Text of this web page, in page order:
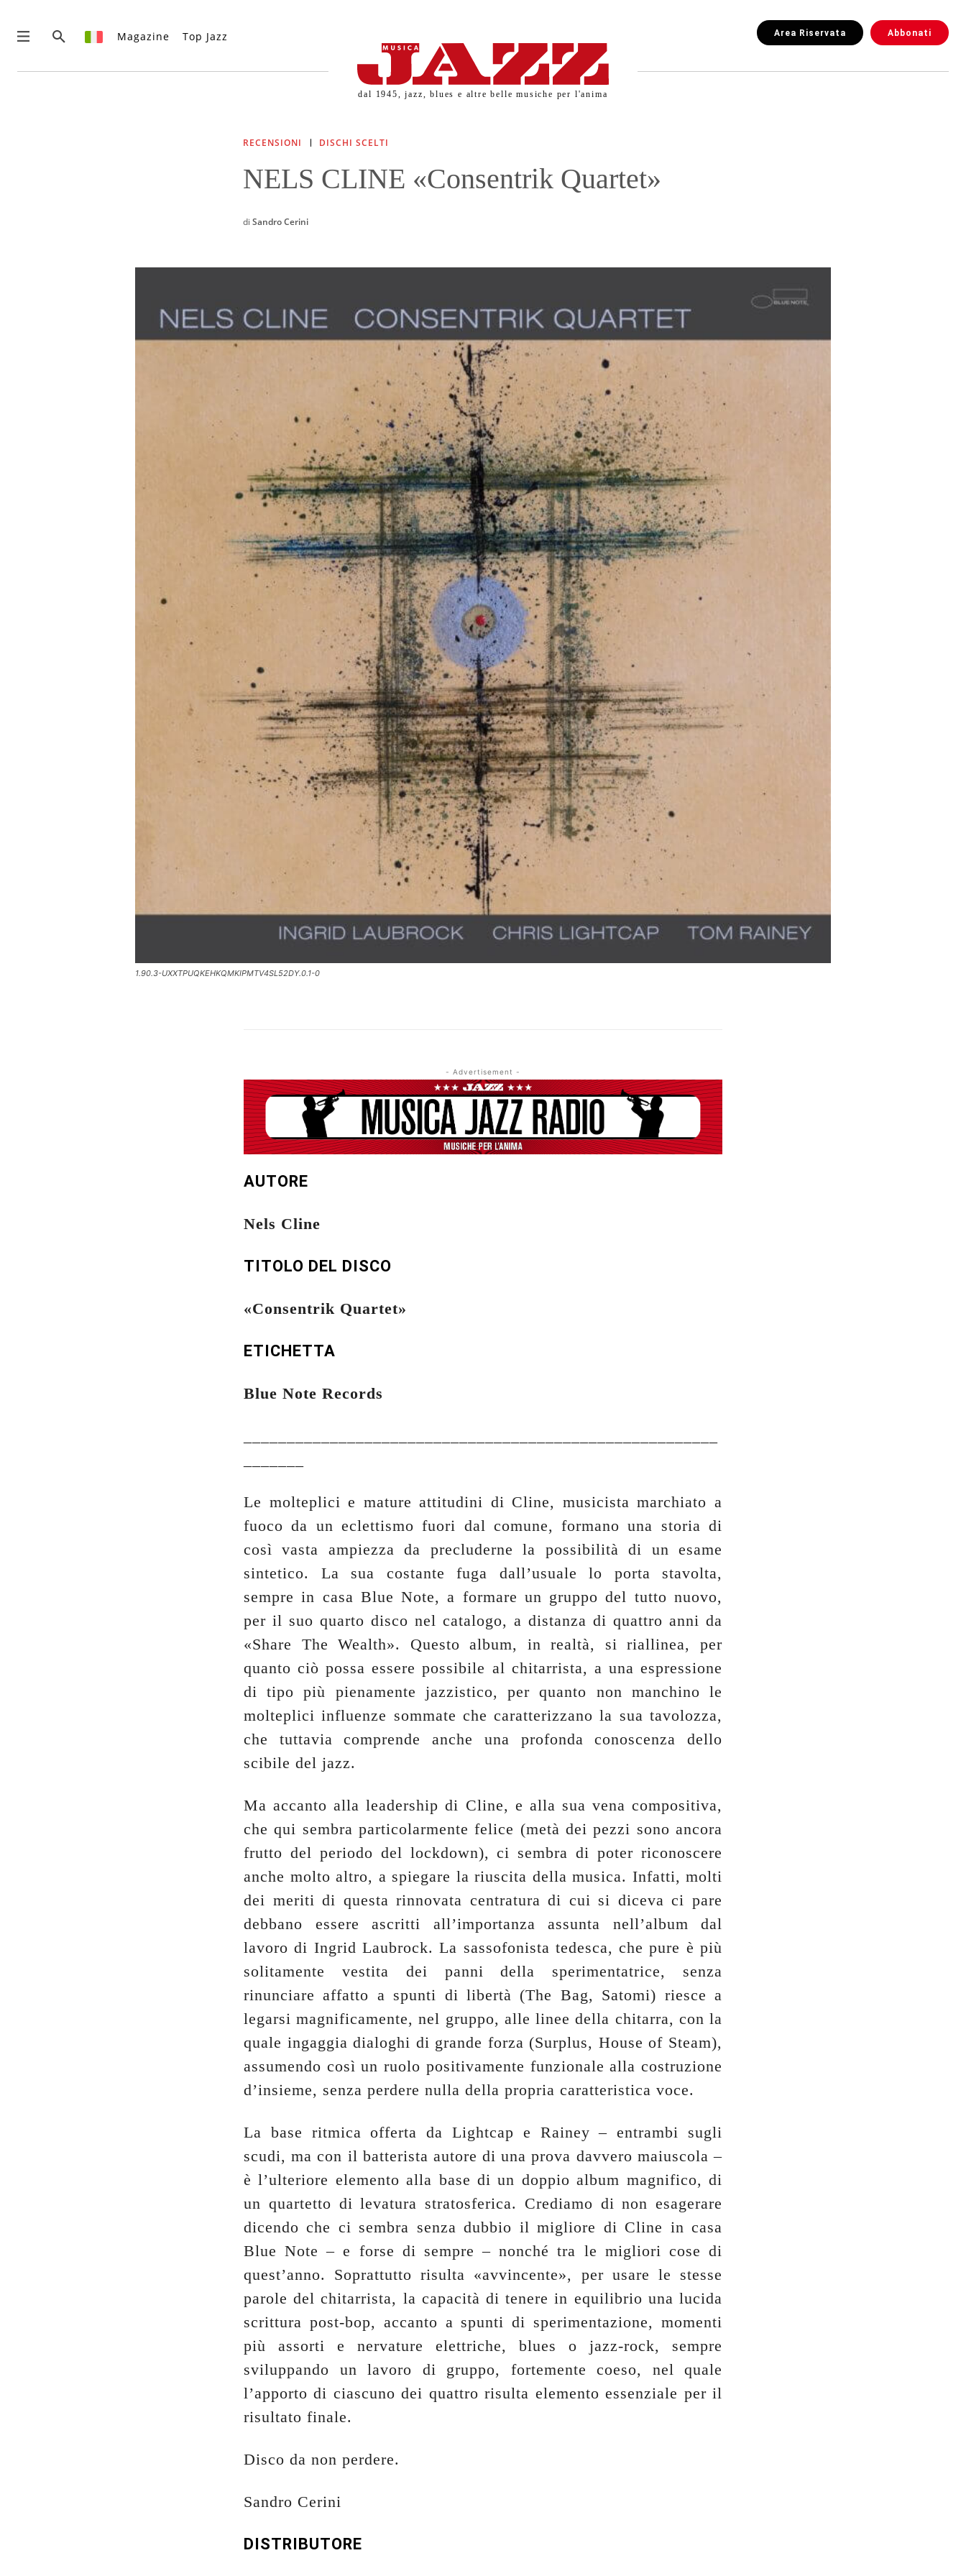
Musica Jazz di luglio 2026 è
in edicola
Magazine Top Jazz Abbonati
Area Riservata
dal 1945, jazz, blues e altre belle musiche per l'anima
RECENSIONI DISCHI SCELTI
NELS CLINE «Consentrik Quartet»
di Sandro Cerini
1.90.3-UXXTPUQKEHKQMKIPMTV4SL52DY.0.1-0
- Advertisement -
AUTORE
Nels Cline
TITOLO DEL DISCO
«Consentrik Quartet»
ETICHETTA
Blue Note Records
Le molteplici e mature attitudini di Cline, musicista marchiato a
fuoco da un eclettismo fuori dal comune, formano una storia di
così vasta ampiezza da precluderne la possibilità di un esame
sintetico. La sua costante fuga dall’usuale lo porta stavolta,
sempre in casa Blue Note, a formare un gruppo del tutto nuovo,
per il suo quarto disco nel catalogo, a distanza di quattro anni da
«Share The Wealth». Questo album, in realtà, si riallinea, per
quanto ciò possa essere possibile al chitarrista, a una espressione
di tipo più pienamente jazzistico, per quanto non manchino le
molteplici influenze sommate che caratterizzano la sua tavolozza,
che tuttavia comprende anche una profonda conoscenza dello
scibile del jazz.
Ma accanto alla leadership di Cline, e alla sua vena compositiva,
che qui sembra particolarmente felice (metà dei pezzi sono ancora
frutto del periodo del lockdown), ci sembra di poter riconoscere
anche molto altro, a spiegare la riuscita della musica. Infatti, molti
dei meriti di questa rinnovata centratura di cui si diceva ci pare
debbano essere ascritti all’importanza assunta nell’album dal
lavoro di Ingrid Laubrock. La sassofonista tedesca, che pure è più
solitamente vestita dei panni della sperimentatrice, senza
rinunciare affatto a spunti di libertà (The Bag, Satomi) riesce a
legarsi magnificamente, nel gruppo, alle linee della chitarra, con la
quale ingaggia dialoghi di grande forza (Surplus, House of Steam),
assumendo così un ruolo positivamente funzionale alla costruzione
d’insieme, senza perdere nulla della propria caratteristica voce.
La base ritmica offerta da Lightcap e Rainey – entrambi sugli
scudi, ma con il batterista autore di una prova davvero maiuscola –
è l’ulteriore elemento alla base di un doppio album magnifico, di
un quartetto di levatura stratosferica. Crediamo di non esagerare
dicendo che ci sembra senza dubbio il migliore di Cline in casa
Blue Note – e forse di sempre – nonché tra le migliori cose di
quest’anno. Soprattutto risulta «avvincente», per usare le stesse
parole del chitarrista, la capacità di tenere in equilibrio una lucida
scrittura post-bop, accanto a spunti di sperimentazione, momenti
più assorti e nervature elettriche, blues o jazz-rock, sempre
sviluppando un lavoro di gruppo, fortemente coeso, nel quale
l’apporto di ciascuno dei quattro risulta elemento essenziale per il
risultato finale.
Disco da non perdere.
Sandro Cerini
DISTRIBUTORE